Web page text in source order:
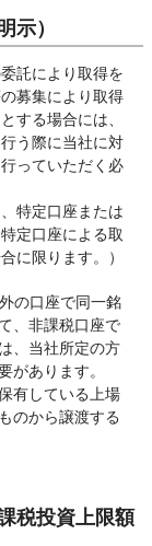
示）
託により取得を
募集により取得
する場合には、
う際に当社に対
っていただく必
特定口座または
定口座による取
に限ります。）
の口座で同一銘
、非課税口座で
、当社所定の方
あります。
有している上場
のから譲渡する
税投資上限額